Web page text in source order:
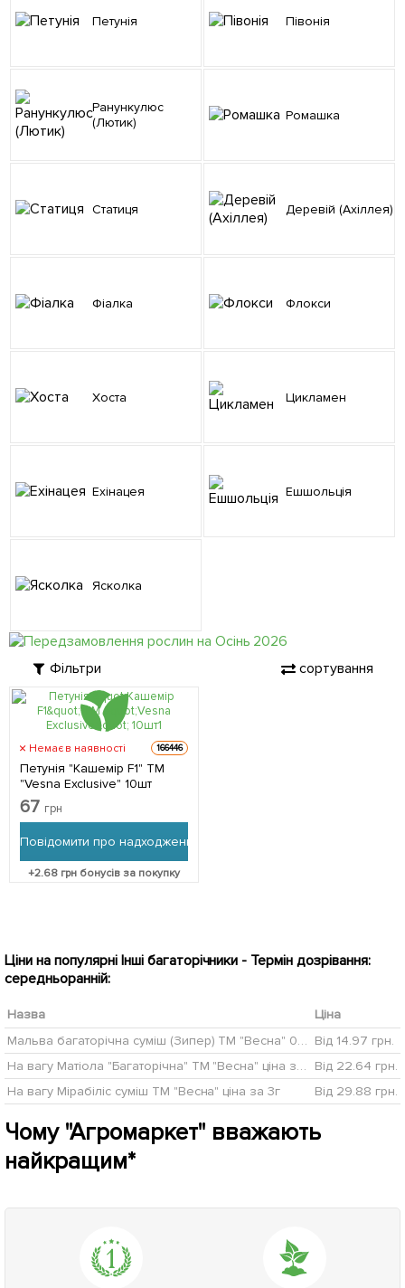
Петунія Півонія
Ранункулюс
(Лютик)
Ромашка
Статиця Деревій (Ахіллея)
Фіалка Флокси
Хоста Цикламен
Ехінацея Ешшольція
Ясколка
Фільтри сортування
Немає в наявності 166446
Петунія "Кашемір F1" ТМ
"Vesna Exclusive" 10шт
67 грн
Повідомити про надходження
+2.68 грн бонусів за покупку
Ціни на популярні Інші багаторічники - Термін дозрівання:
середньоранній:
Назва
Ціна
Мальва багаторічна суміш (Зипер) ТМ "Весна" 0,5г Від 14.97 грн.
На вагу Матіола "Багаторічна" ТМ "Весна" ціна за 8г
Від 22.64 грн.
На вагу Мірабіліс суміш ТМ "Весна" ціна за 3г
Від 29.88 грн.
Чому "Агромаркет" вважають
найкращим*